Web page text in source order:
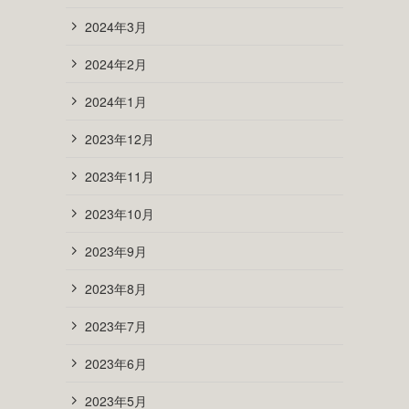
2024年3月
2024年2月
2024年1月
2023年12月
2023年11月
2023年10月
2023年9月
2023年8月
2023年7月
2023年6月
2023年5月